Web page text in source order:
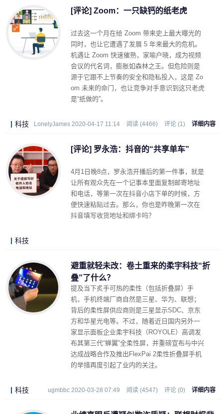
[评论] Zoom：一只缺钙的纸老虎
过去这一个月在给 Zoom 带来史上最大曝光的
同时，也让它遭遇了发展 5 年来最大的危机。
机遇让 Zoom 快速催熟，家喻户晓，成为视频
会议的代名词，膨胀如森林之王。但危险则是
源于它跟不上节奏的安全和隐私投入，这是 Zo
om 未来的命门，也让竞争对手意识到这只老虎
是“纸做的”。
科技 LonelyJames 2020-04-17 11:14 阅读 (4466) 评论 (1) 详细内容
[评论] 罗永浩：抖音的“共享单车”
4月1日晚8点，罗永浩开播后的第一件事，就是
让所有观众先在一个记事本里面复制邮寄地址
和电话，等第一次在抖音小店下单的时候，方
便快速粘贴过去。那么，你也是昨晚第一次在
抖音填写收货地址和绑卡吗？
科技
避重就轻未改：卷土重来的柔宇科技“折
叠”了什么？
提及当下炙手可热的柔性（包括折叠屏）手
机，手机终端厂商自然是三星、华为、联想；
背后的柔性屏供应商则是三星显示SDC、京东
方和华星光电等。不过，随着近日国内另外一
家显示面板企业柔宇科技（ROYOLE）高调发
布其第三代“蝉翼”全柔性屏，并重磅宣布与中兴
达成战略合作及推出FlexPai 2柔性折叠屏手机
的举措再度引起了业内的关注。
科技 ugmbbc 2020-03-28 07:49 阅读 (4547) 评论 (0) 详细内容